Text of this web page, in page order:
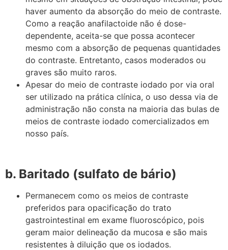
haver aumento da absorção do meio de contraste.
Como a reação anafilactoide não é dose-
dependente, aceita-se que possa acontecer
mesmo com a absorção de pequenas quantidades
do contraste. Entretanto, casos moderados ou
graves são muito raros.
Apesar do meio de contraste iodado por via oral
ser utilizado na prática clínica, o uso dessa via de
administração não consta na maioria das bulas de
meios de contraste iodado comercializados em
nosso país.
b. Baritado (sulfato de bário)
Permanecem como os meios de contraste
preferidos para opacificação do trato
gastrointestinal em exame fluoroscópico, pois
geram maior delineação da mucosa e são mais
resistentes à diluição que os iodados.